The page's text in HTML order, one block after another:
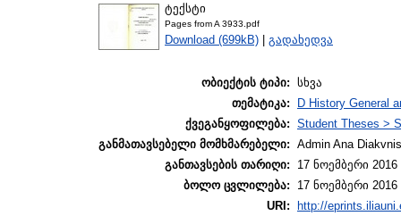
ტექსტი
Pages from A 3933.pdf
Download (699kB) | გადახედვა
ობიექტის ტიპი: სხვა
თემატიკა:
D History General
ქვეგანყოფილება: Student Theses >
განმათავსებელი მომხმარებელი: Admin Ana
განთავსების თარიღი:
17 ნოემბერი 2016
ბოლო ცვლილება:
17 ნოემბერი 2016
URI:
http://